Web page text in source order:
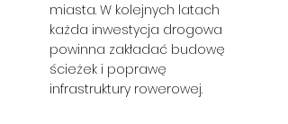
miasta. W kolejnych latach
każda inwestycja drogowa
powinna zakładać budowę
ścieżek i poprawę
infrastruktury rowerowej.